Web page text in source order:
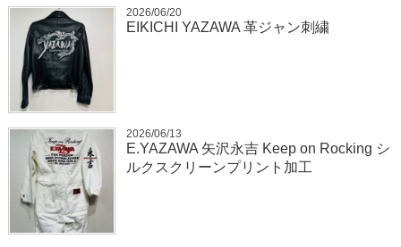
2026/06/20
EIKICHI YAZAWA 革ジャン刺繍
2026/06/13
E.YAZAWA 矢沢永吉 Keep on Rocking シ
ルクスクリーンプリント加工